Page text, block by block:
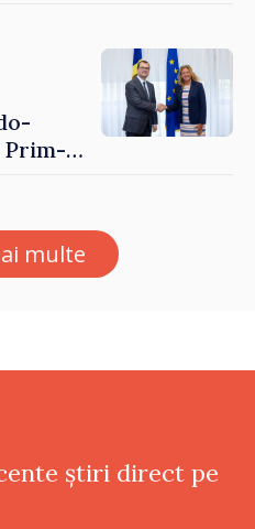
Prim-
multe
știri direct pe